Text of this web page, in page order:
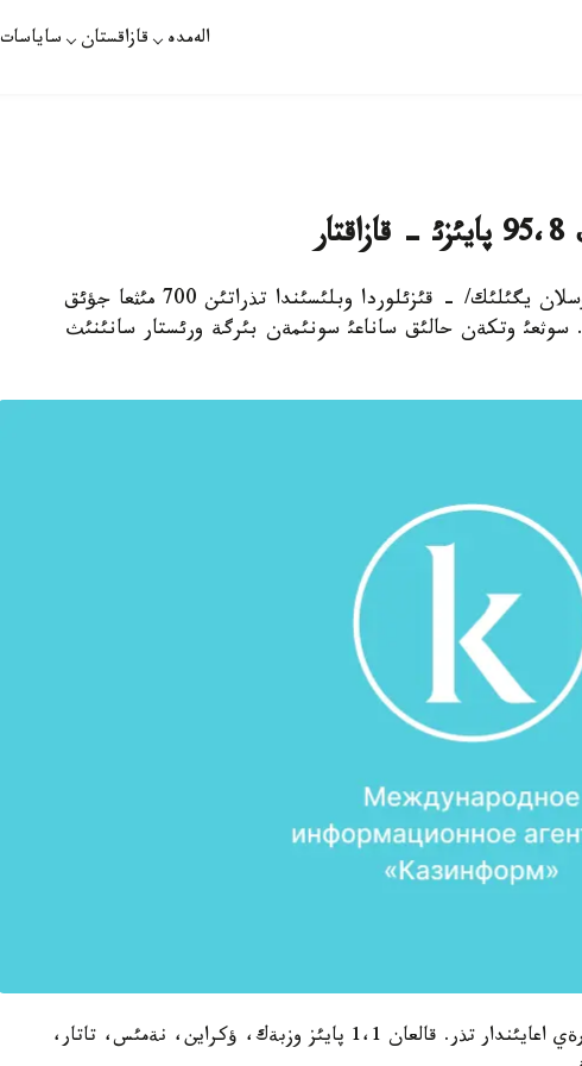
الەمدە قازاقستان ساياسات
قئزئلوردا. تامئزدئث 3-ئ. قازاقپارات /رؤسلان يگئلئك/ - قئزئلوردا وبلئسئندا تذراتئن 700 مئثعا جؤئق
قذرايدئ. سوثعئ وتكةن حالئق ساناعئ سونئمةن بئرگة ورئستار سانئنئث
بذدان كةيئنگئ ورئندا - 1،2 پايئزبةن كورةي اعايئندار تذر. قالعان 1،1 پايئز وزبةك، ؤكراين، نةمئس، تاتار،